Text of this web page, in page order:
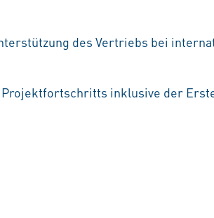
des Vertriebs bei
inklusive der